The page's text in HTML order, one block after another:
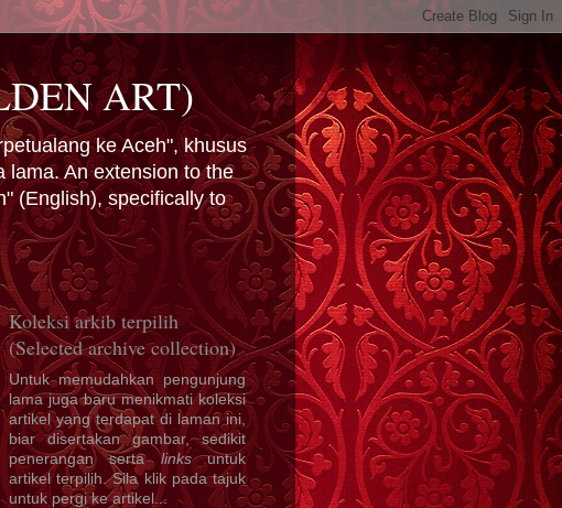
ART)
ke Aceh", khusus
lama. An extension to the
(English), specifically to
Koleksi arkib terpilih
(Selected archive collection)
Untuk memudahkan pengunjung
lama juga baru menikmati koleksi
artikel yang terdapat di laman ini,
biar disertakan gambar, sedikit
penerangan sertalinksuntuk
artikel terpilih. Sila klik pada tajuk
untuk pergi ke artikel...